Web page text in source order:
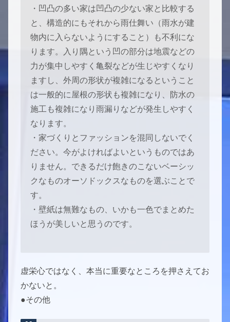
・凹凸の多い家は凹凸の少ない家と比較する
と、構造的にもそれから雨仕舞い（雨水が建
物内に入らないようにすること）も不利にな
ります。入り隅という凹の部分は地震などの
力が集中しやすく亀裂などが生じやすくなり
ますし、外周の形状が複雑になるということ
は一般的に屋根の形状も複雑になり、防水の
施工も複雑になり雨漏りなどが発生しやすく
なります。
・家づくりとファッションを混同しないでく
ださい。今がよければよいというものではあ
りません。できるだけ飽きのこないベーシッ
クなものオーソドックスなものを選ぶことで
す。
・壁紙は無難なもの、いかも一色でまとめた
ほうが美しいと思うのです。
虚栄心ではなく、本当に重要なところを押さえてお
かないと。
●その他